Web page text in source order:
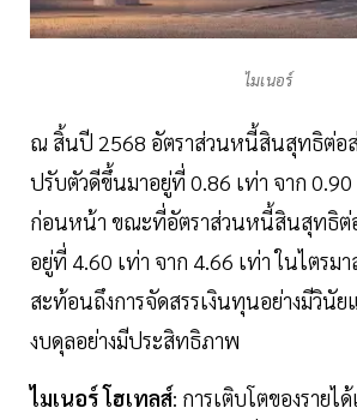
ไมเนอร์
ณ สิ้นปี 2568 อัตราส่วนหนี้สินสุทธิต่อ
ปรับตัวดีขึ้นมาอยู่ที่ 0.86 เท่า จาก 0.90
ก่อนหน้า ขณะที่อัตราส่วนหนี้สินสุทธิต่อ
อยู่ที่ 4.60 เท่า จาก 4.66 เท่า ในไตรม
สะท้อนถึงการจัดสรรเงินทุนอย่างมีวินัย
งบดุลอย่างมีประสิทธิภาพ
ไมเนอร์โฮเทลส์: การเติบโตของราย